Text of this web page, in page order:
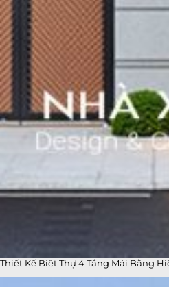
Thiết Kế Biêt Thự 4 Tầng Mái Bằng